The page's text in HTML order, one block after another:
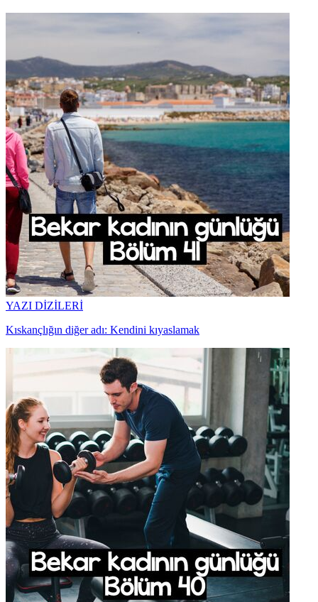
YAZI DİZİLERİ
Kıskançlığın diğer adı: Kendini kıyaslamak